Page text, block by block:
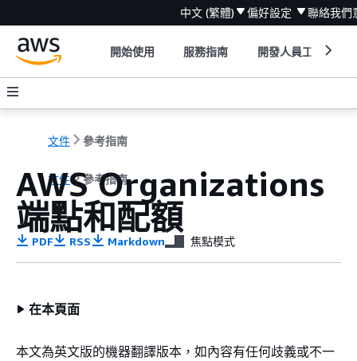
中文 (繁體) 偏好設定 聯絡我們
開始使用 服務指南 開發人員工具
文件 參考指南
文件 參考指南
AWS Organizations
端點和配額
PDF RSS Markdown 焦點模式
在本頁面
本文為英文版的機器翻譯版本，如內容有任何歧義或不一